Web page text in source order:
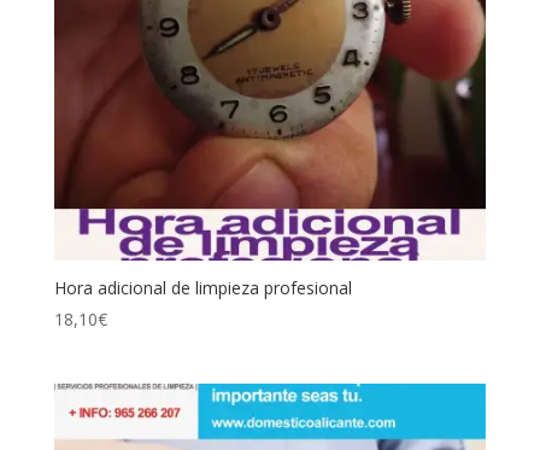
Hora adicional de limpieza profesional
18,10€